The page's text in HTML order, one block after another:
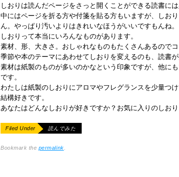
しおりは読んだページをさっと開くことができる読書には
中にはページを折る方や付箋を貼る方もいますが、しお
ん。やっぱり汚いよりはきれいなほうがいいですもんね。
しおりって本当にいろんなものがあります。
素材、形、大きさ。おしゃれなものもたくさんあるので
季節や本のテーマにあわせてしおりを変えるのも、読書が
素材は紙製のものが多いのかなという印象ですが、他に
です。
わたしは紙製のしおりにアロマやフレグランスを少量つ
結構好きです。
あなたはどんなしおりが好きですか？お気に入りのしお
Filed Under 読んでみた
Bookmark the permalink